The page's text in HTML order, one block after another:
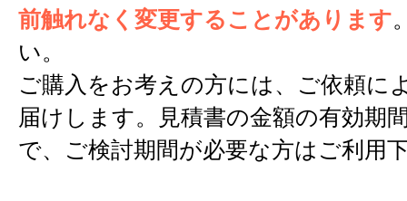
前触れなく変更することがあります
い。
ご購入をお考えの方には、ご依頼に
届けします。見積書の金額の有効期
で、ご検討期間が必要な方はご利用